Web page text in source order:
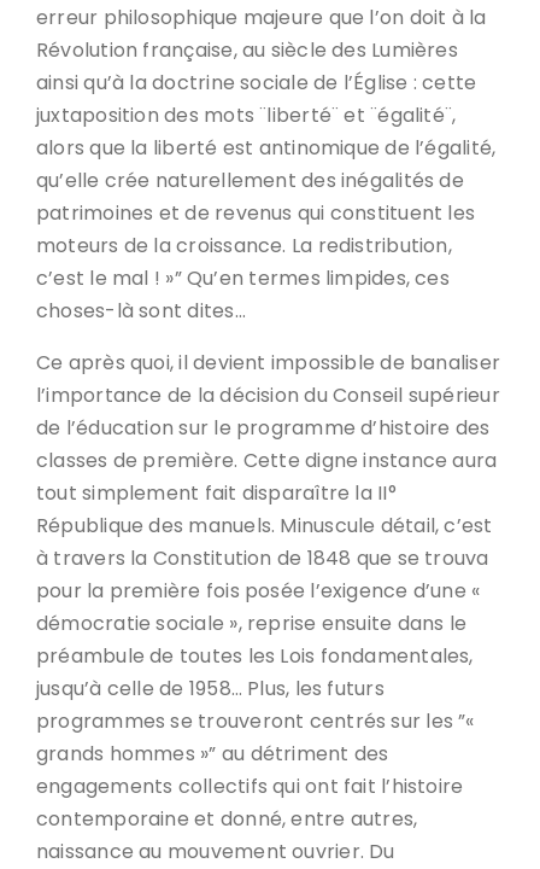
erreur philosophique majeure que l’on doit à la
Révolution française, au siècle des Lumières
ainsi qu’à la doctrine sociale de l’Église : cette
juxtaposition des mots ¨liberté¨ et ¨égalité¨,
alors que la liberté est antinomique de l’égalité,
qu’elle crée naturellement des inégalités de
patrimoines et de revenus qui constituent les
moteurs de la croissance. La redistribution,
c’est le mal ! »” Qu’en termes limpides, ces
choses-là sont dites…
Ce après quoi, il devient impossible de banaliser
l’importance de la décision du Conseil supérieur
de l’éducation sur le programme d’histoire des
classes de première. Cette digne instance aura
tout simplement fait disparaître la II°
République des manuels. Minuscule détail, c’est
à travers la Constitution de 1848 que se trouva
pour la première fois posée l’exigence d’une «
démocratie sociale », reprise ensuite dans le
préambule de toutes les Lois fondamentales,
jusqu’à celle de 1958… Plus, les futurs
programmes se trouveront centrés sur les ”«
grands hommes »” au détriment des
engagements collectifs qui ont fait l’histoire
contemporaine et donné, entre autres,
naissance au mouvement ouvrier. Du